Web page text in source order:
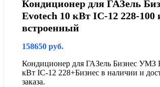
Кондиционер для ГАЗель
Evotech 10 кВт IC-12 228-100
встроенный
158650 руб.
Кондиционер для ГАЗель Бизнес УМЗ
кВт IC-12 228+Бизнес в наличии и
заказа.